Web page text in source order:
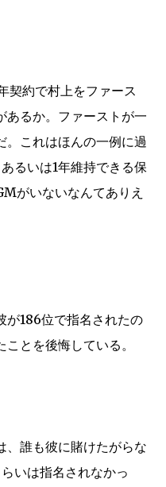
契約で村上をファース
あるか。ファーストが一
。これはほんの一例に過
るいは1年維持できる保
がいないなんてありえ
が186位で指名されたの
とを後悔している。
、誰も彼に賭けたがらな
いは指名されなかっ